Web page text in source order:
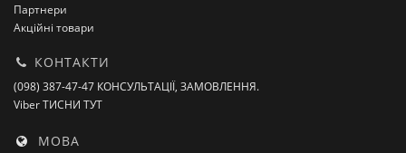
Партнери
Акційні товари
КОНТАКТИ
(098) 387-47-47 КОНСУЛЬТАЦІЇ, ЗАМОВЛЕННЯ.
Viber ТИСНИ ТУТ
МОВА